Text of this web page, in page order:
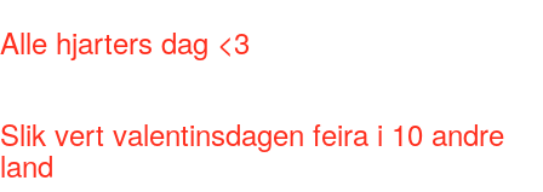
Alle hjarters dag <3
Slik vert valentinsdagen feira i 10 andre
land